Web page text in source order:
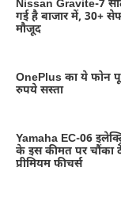
Nissan Gravite-7
गई है बाजार में, 30+
मौजूद
OnePlus का ये फोन
रुपये सस्ता
Yamaha EC-06
के इस कीमत पर चौंका
प्रीमियम फीचर्स